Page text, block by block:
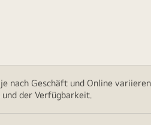
nach Geschäft und Online
der Verfügbarkeit.